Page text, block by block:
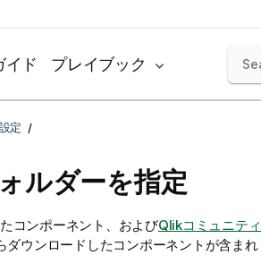
イド プレイブック
定
ルダーを指定
コンポーネント、およびQlikコミュニティ
ダウンロードしたコンポーネントが含まれ